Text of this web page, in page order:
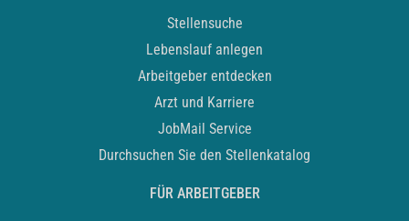
Stellensuche
Lebenslauf anlegen
Arbeitgeber entdecken
Arzt und Karriere
JobMail Service
Durchsuchen Sie den Stellenkatalog
FÜR ARBEITGEBER